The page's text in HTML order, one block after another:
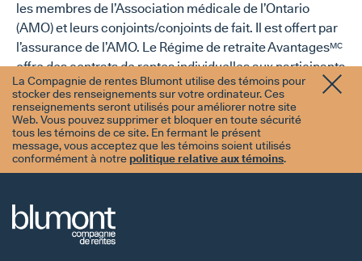
les membres de l’Association médicale de l’Ontario
(AMO) et leurs conjoints/conjoints de fait. Il est offert par
l’assurance de l’AMO. Le Régime de retraite AvantagesMC
offre des contrats de rentes individuelles aux participants
par l’intermédiaire de son fournisseur, la Compagnie de
rentes Blumont.
La Compagnie de rentes Blumont utilise des témoins pour
stocker des renseignements sur votre ordinateur. Ces
renseignements seront utilisés pour améliorer notre site
Web. Vous pouvez supprimer et bloquer en toute sécurité
tous les témoins de ce site. En fermant le présent
message, vous acceptez que les témoins soient utilisés
conformément à notrepolitique relative aux témoins.